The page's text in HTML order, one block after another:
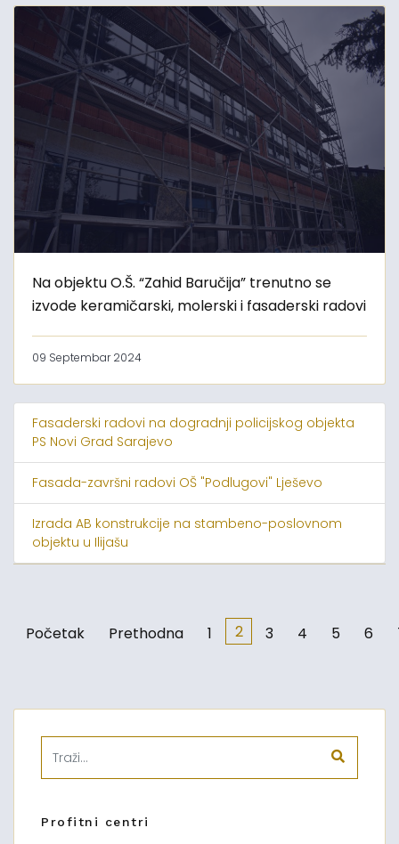
Na objektu O.Š. “Zahid Baručija” trenutno se
izvode keramičarski, molerski i fasaderski radovi
09 Septembar 2024
Fasaderski radovi na dogradnji policijskog objekta
PS Novi Grad Sarajevo
Fasada-završni radovi OŠ "Podlugovi" Lješevo
Izrada AB konstrukcije na stambeno-poslovnom
objektu u Ilijašu
Početak Prethodna 1 2 3 4 5 6
Profitni centri